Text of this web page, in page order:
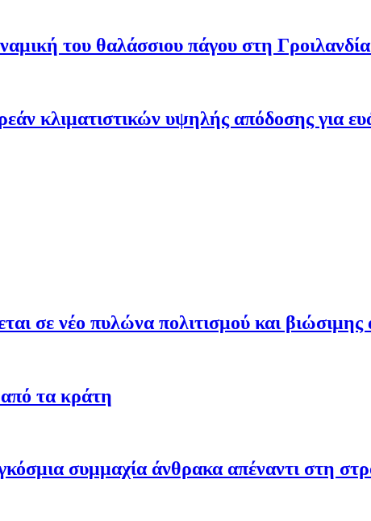
του θαλάσσιου πάγου στη
κλιματιστικών υψηλής απόδοσης για
σε νέο πυλώνα πολιτισμού και
τα κράτη
συμμαχία άνθρακα απέναντι στη